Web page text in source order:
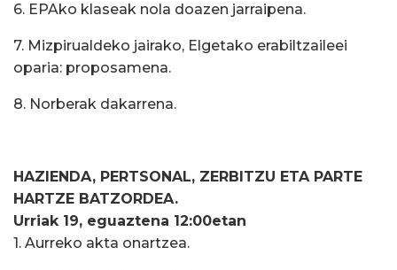
6. EPAko klaseak nola doazen jarraipena.
7. Mizpirualdeko jairako, Elgetako erabiltzaileei
oparia: proposamena.
8. Norberak dakarrena.
HAZIENDA, PERTSONAL, ZERBITZU ETA PARTE
HARTZE BATZORDEA.
Urriak 19, eguaztena 12:00etan
1. Aurreko akta onartzea.